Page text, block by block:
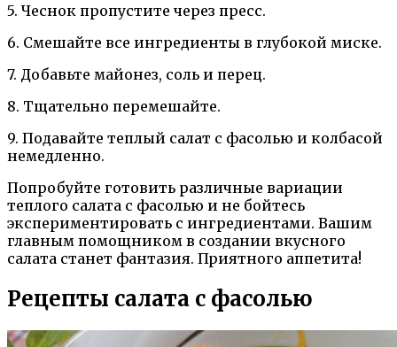
5. Чеснок пропустите через пресс.
6. Смешайте все ингредиенты в глубокой миске.
7. Добавьте майонез, соль и перец.
8. Тщательно перемешайте.
9. Подавайте теплый салат с фасолью и колбасой
немедленно.
Попробуйте готовить различные вариации
теплого салата с фасолью и не бойтесь
экспериментировать с ингредиентами. Вашим
главным помощником в создании вкусного
салата станет фантазия. Приятного аппетита!
Рецепты салата с фасолью